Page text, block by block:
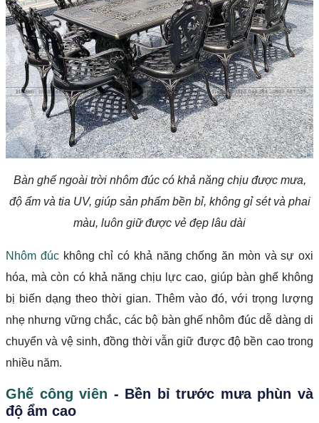
Bàn ghế ngoài trời nhôm đúc có khả năng chịu được mưa,
độ ẩm và tia UV, giúp sản phẩm bền bỉ, không gỉ sét và phai
màu, luôn giữ được vẻ đẹp lâu dài
Nhôm đúckhông chỉ có khả năng chống ăn mòn và sự oxi
hóa, mà còn có khả năng chịu lực cao, giúp bàn ghế không
bị biến dạng theo thời gian. Thêm vào đó, với trọng lượng
nhẹ nhưng vững chắc, các bộ bàn ghế nhôm đúc dễ dàng di
chuyển và vệ sinh, đồng thời vẫn giữ được độ bền cao trong
nhiều năm.
Ghế công viên - Bền bỉ trước mưa phùn và
độ ẩm cao